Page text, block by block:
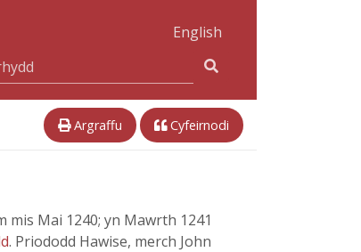
English
Argraffu Cyfeirnodi
Mai 1240; yn Mawrth 1241
. Priododd Hawise, merch John